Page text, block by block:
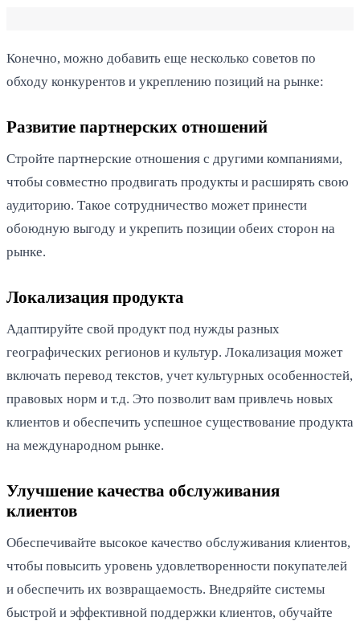
Конечно, можно добавить еще несколько советов по
обходу конкурентов и укреплению позиций на рынке:
Развитие партнерских отношений
Стройте партнерские отношения с другими компаниями,
чтобы совместно продвигать продукты и расширять свою
аудиторию. Такое сотрудничество может принести
обоюдную выгоду и укрепить позиции обеих сторон на
рынке.
Локализация продукта
Адаптируйте свой продукт под нужды разных
географических регионов и культур. Локализация может
включать перевод текстов, учет культурных особенностей,
правовых норм и т.д. Это позволит вам привлечь новых
клиентов и обеспечить успешное существование продукта
на международном рынке.
Улучшение качества обслуживания
клиентов
Обеспечивайте высокое качество обслуживания клиентов,
чтобы повысить уровень удовлетворенности покупателей
и обеспечить их возвращаемость. Внедряйте системы
быстрой и эффективной поддержки клиентов, обучайте